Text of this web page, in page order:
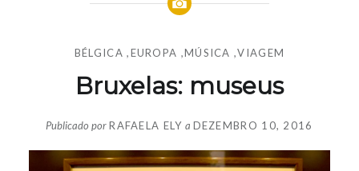
BÉLGICA ,EUROPA ,MÚSICA ,VIAGEM
Bruxelas: museus
Publicado porRAFAELA ELY a DEZEMBRO 10, 2016